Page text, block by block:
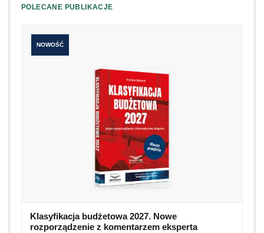
POLECANE PUBLIKACJE
NOWOŚĆ
Klasyfikacja budżetowa 2027. Nowe
rozporządzenie z komentarzem eksperta